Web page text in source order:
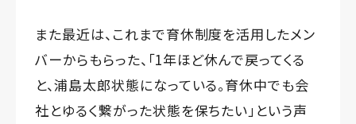
また最近は、これまで育休制度を活用したメン
バーからもらった、「1年ほど休んで戻ってくる
と、浦島太郎状態になっている。育休中でも会
社とゆるく繋がった状態を保ちたい」という声